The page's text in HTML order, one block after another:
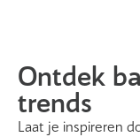
Ontdek
trends
Laat je inspireren